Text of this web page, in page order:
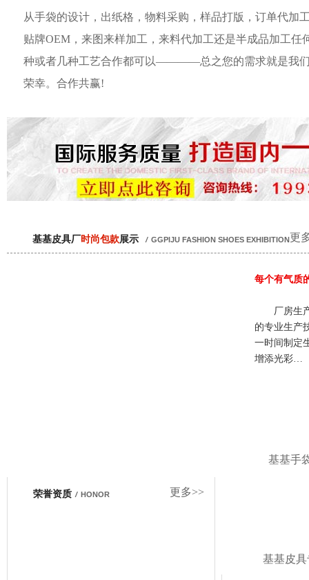
从手袋的设计，出纸格，物料采购，样品打版，订单代加
贴牌OEM，来图来样加工，来料代加工还是半成品加工任
种或者几种工艺合作都可以————总之您的需求就是我
荣幸。合作共赢!
更
基基皮具厂时尚包款展示 / GGPIJU FASHION SHOES EXHIBITION
每个有气质
厂房生
的专业生产
一时间制定
增添光彩…
基基手
基基皮
更多>>
荣誉资质 / HONOR